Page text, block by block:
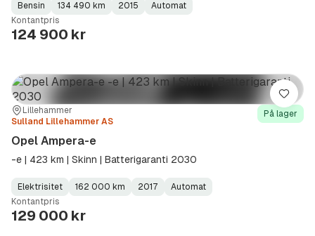
Fuel
Type:
Bensin
Kilometerstand :
134 490 km
Model
Year:
2015
Gearbox
Type:
Automat
Kontantpris
124 900 kr
Sted:Lillehammer
Forhandler:
Sulland Lillehammer AS
På lager
Opel Ampera-e
-e | 423 km | Skinn | Batterigaranti 2030
Fuel
Type:
Elektrisitet
Kilometerstand :
162 000 km
Model
Year:
2017
Gearbox
Type:
Automat
Kontantpris
129 000 kr
Lagre